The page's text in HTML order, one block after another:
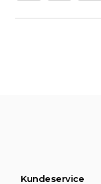
Kundeservice